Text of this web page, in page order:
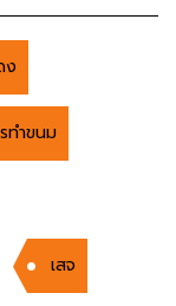
ง
ทำขนม
เสจ